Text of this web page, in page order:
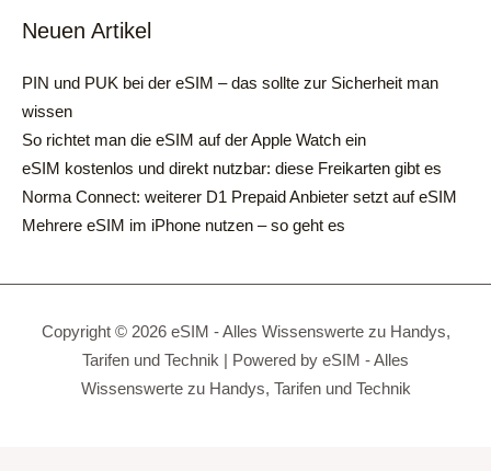
Neuen Artikel
PIN und PUK bei der eSIM – das sollte zur Sicherheit man
wissen
So richtet man die eSIM auf der Apple Watch ein
eSIM kostenlos und direkt nutzbar: diese Freikarten gibt es
Norma Connect: weiterer D1 Prepaid Anbieter setzt auf eSIM
Mehrere eSIM im iPhone nutzen – so geht es
Copyright © 2026 eSIM - Alles Wissenswerte zu Handys,
Tarifen und Technik | Powered by eSIM - Alles
Wissenswerte zu Handys, Tarifen und Technik